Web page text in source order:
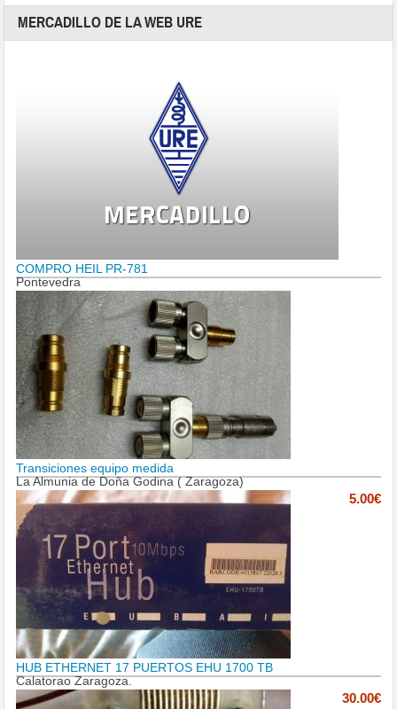
MERCADILLO DE LA WEB URE
COMPRO HEIL PR-781
Pontevedra
Transiciones equipo medida
La Almunia de Doña Godina ( Zaragoza)
5.00€
HUB ETHERNET 17 PUERTOS EHU 1700 TB
Calatorao Zaragoza.
30.00€